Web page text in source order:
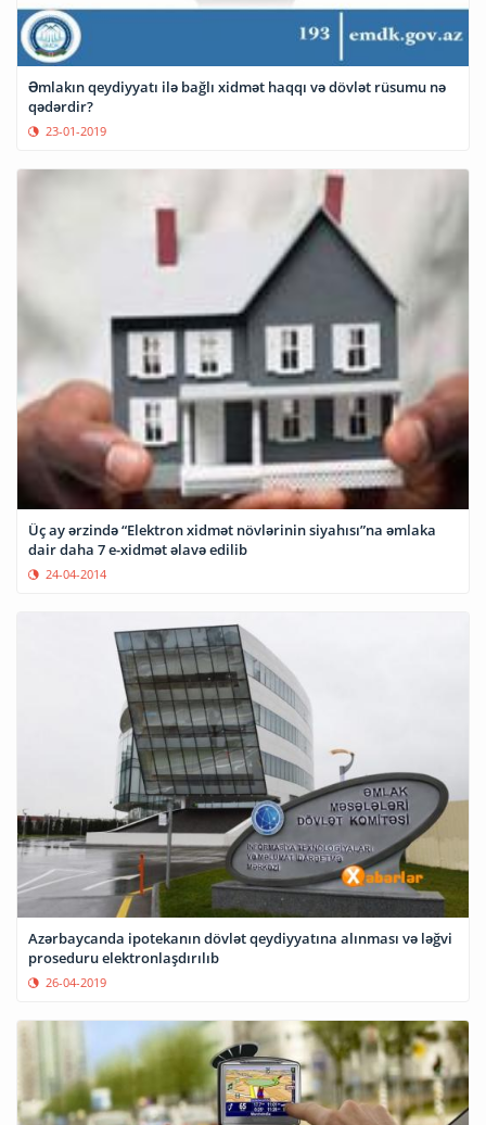
Əmlakın qeydiyyatı ilə bağlı xidmət haqqı və dövlət rüsumu nə
qədərdir?
23-01-2019
Üç ay ərzində “Elektron xidmət növlərinin siyahısı”na əmlaka
dair daha 7 e-xidmət əlavə edilib
24-04-2014
Azərbaycanda ipotekanın dövlət qeydiyyatına alınması və ləğvi
proseduru elektronlaşdırılıb
26-04-2019